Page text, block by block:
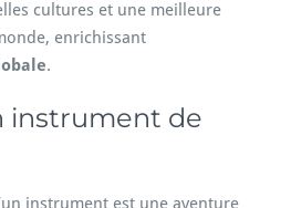
cultures et une meilleure
enrichissant
.
instrument de
instrument est une aventure